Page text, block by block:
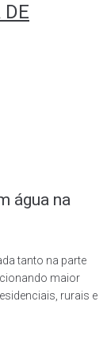
DE
água na
tanto na parte
maior
rurais e